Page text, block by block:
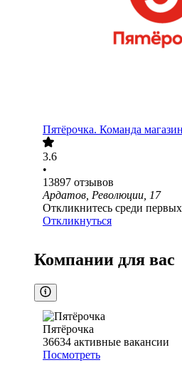
Пятёрочка. Команда
3.6
•
13897 отзывов
Ардатов, Революции, 17
Откликнитесь среди первых
Откликнуться
Компании для вас
Пятёрочка
36634 активные вакансии
Посмотреть